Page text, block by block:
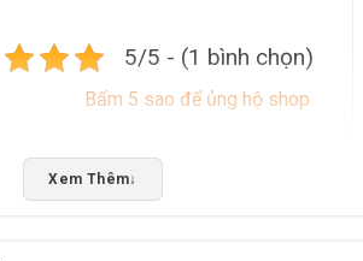
5/5 - (1 bình chọn)
Bấm 5 sao để ủng hộ shop
Xem Thêm↓